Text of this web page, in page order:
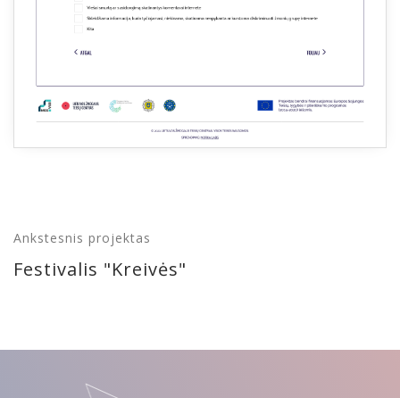
Ankstesnis projektas
Festivalis "Kreivės"